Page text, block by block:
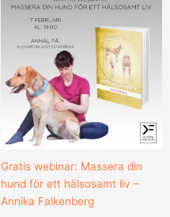
Gratis webinar: Massera din
hund för ett hälsosamt liv –
Annika Falkenberg